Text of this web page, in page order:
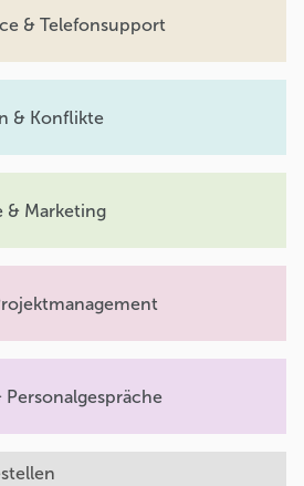
& Telefonsupport
& Konflikte
& Marketing
Personalgespräche